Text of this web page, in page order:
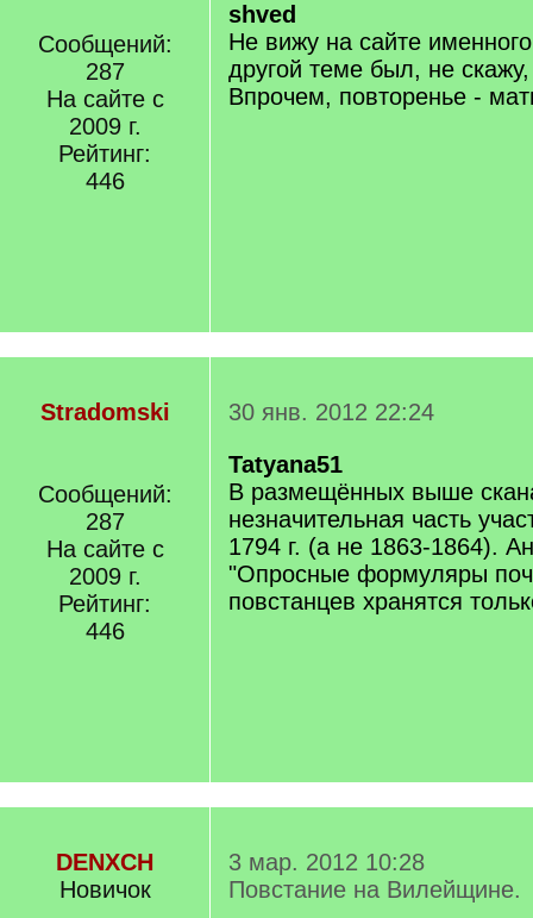
Сообщений:
287
На сайте с
2009 г.
Рейтинг:
446
shved
Не вижу на сайте
другой теме был, не
Впрочем, повторенье -
Stradomski
Сообщений:
287
На сайте с
2009 г.
Рейтинг:
446
30 янв. 2012 22:24
Tatyana51
В размещённых выше
незначительная часть
1794 г. (а не 1863-1864).
"Опросные формуляры
повстанцев хранятся
DENXCH
Новичок
3 мар. 2012 10:28
Повстание на Вилейщине.